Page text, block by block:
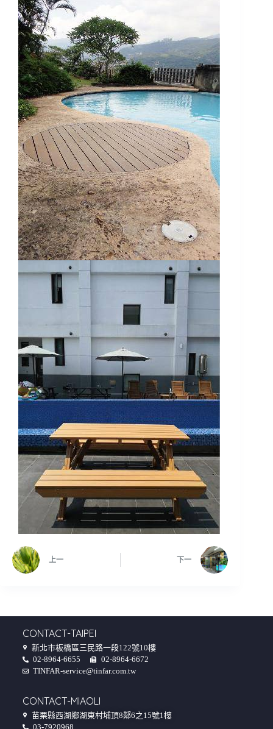
上一 下一
CONTACT-TAIPEI
新北市板橋區三民路一段122號10樓
02-8964-6655
02-8964-6672
TINFAR-service@tinfar.com.tw
CONTACT-MIAOLI
苗栗縣西湖鄉湖東村埔頂8鄰6之15號1樓
03-7920968